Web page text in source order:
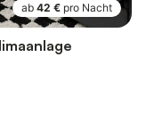
ab 42 € pro Nacht